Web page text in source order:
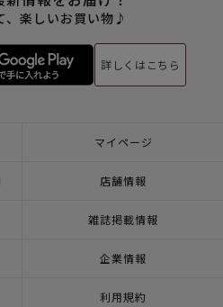
、楽しいお買い物♪
詳しくはこちら
マイページ
店舗情報
雑誌掲載情報
企業情報
利用規約